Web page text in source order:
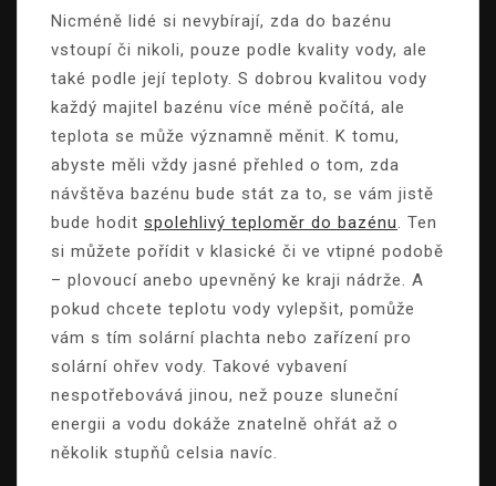
Nicméně lidé si nevybírají, zda do bazénu
vstoupí či nikoli, pouze podle kvality vody, ale
také podle její teploty. S dobrou kvalitou vody
každý majitel bazénu více méně počítá, ale
teplota se může významně měnit. K tomu,
abyste měli vždy jasné přehled o tom, zda
návštěva bazénu bude stát za to, se vám jistě
bude hodit spolehlivý teploměr do bazénu. Ten
si můžete pořídit v klasické či ve vtipné podobě
– plovoucí anebo upevněný ke kraji nádrže. A
pokud chcete teplotu vody vylepšit, pomůže
vám s tím solární plachta nebo zařízení pro
solární ohřev vody. Takové vybavení
nespotřebovává jinou, než pouze sluneční
energii a vodu dokáže znatelně ohřát až o
několik stupňů celsia navíc.